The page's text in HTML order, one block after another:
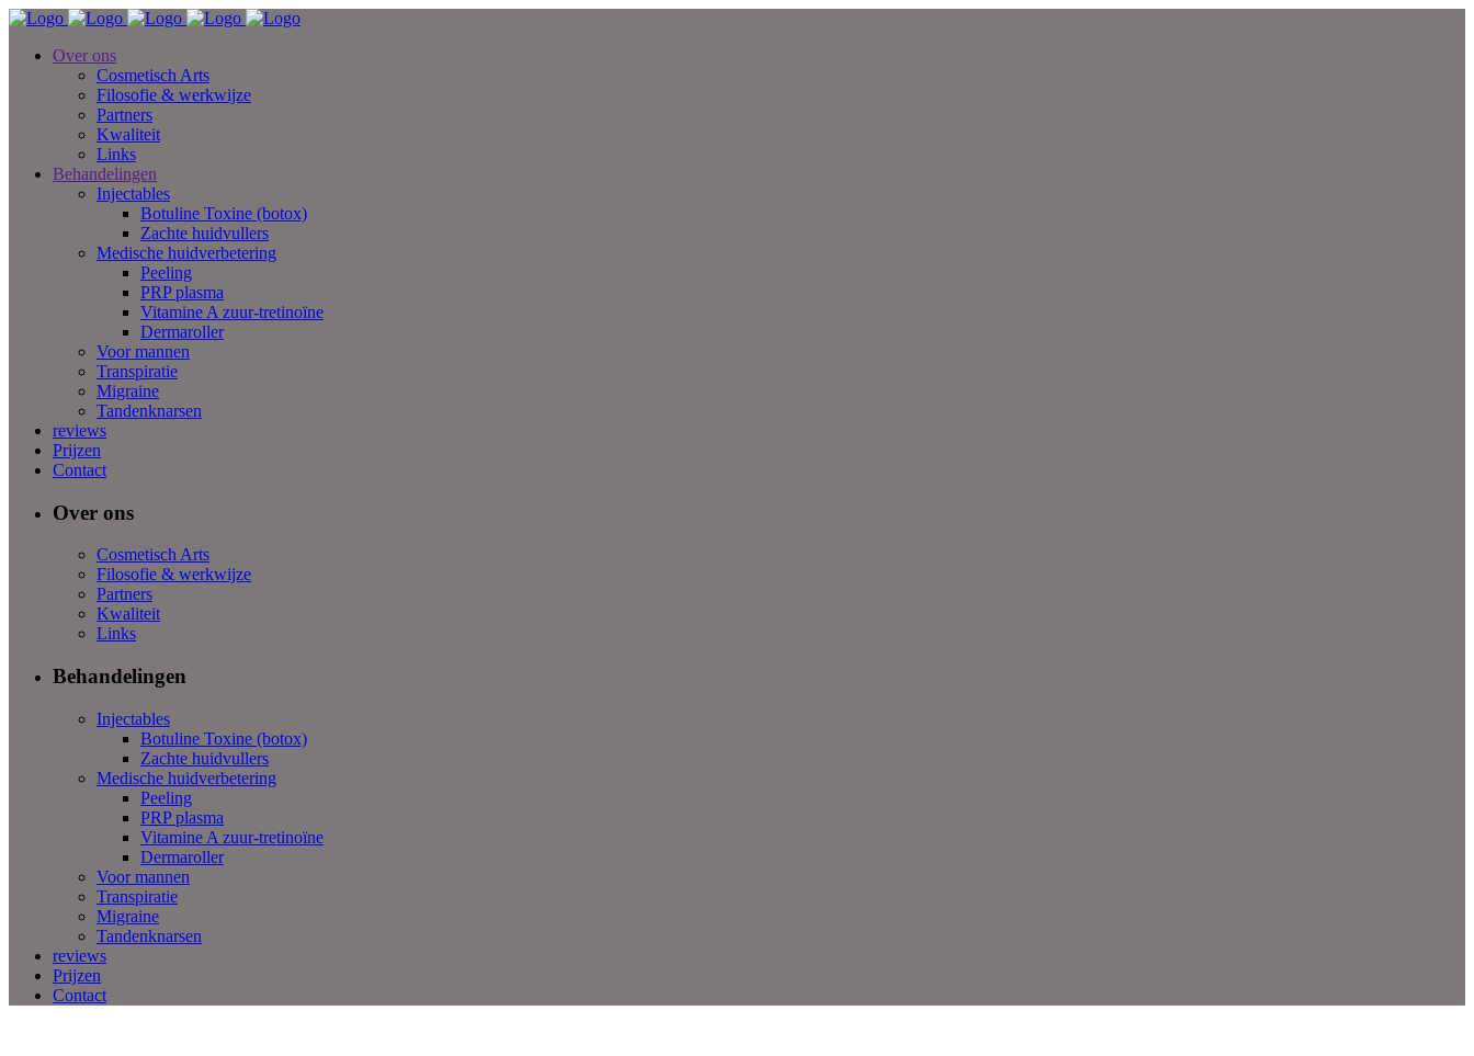
Over ons
Cosmetisch Arts
Filosofie & werkwijze
Partners
Kwaliteit
Links
Behandelingen
Injectables
Botuline Toxine (botox)
Zachte huidvullers
Medische huidverbetering
Peeling
PRP plasma
Vitamine A zuur-tretinoïne
Dermaroller
Voor mannen
Transpiratie
Migraine
Tandenknarsen
reviews
Prijzen
Contact
Over ons
Cosmetisch Arts
Filosofie & werkwijze
Partners
Kwaliteit
Links
Behandelingen
Injectables
Botuline Toxine (botox)
Zachte huidvullers
Medische huidverbetering
Peeling
PRP plasma
Vitamine A zuur-tretinoïne
Dermaroller
Voor mannen
Transpiratie
Migraine
Tandenknarsen
reviews
Prijzen
Contact